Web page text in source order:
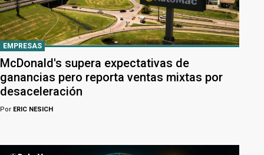
EMPRESAS
McDonald's supera expectativas de
ganancias pero reporta ventas mixtas por
desaceleración
Por ERIC NESICH